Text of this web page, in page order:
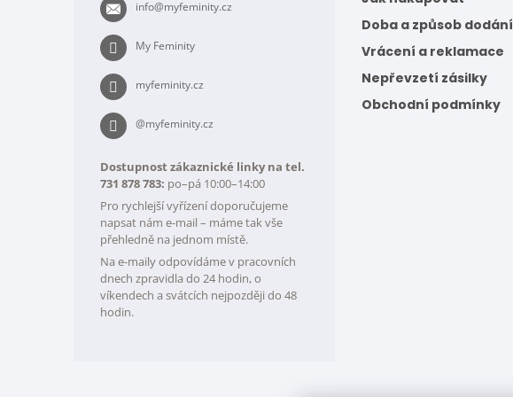
info@myfeminity.cz
My Feminity
myfeminity.cz
@myfeminity.cz
Dostupnost zákaznické linky na tel.
731 878 783: po–pá 10:00–14:00
Pro rychlejší vyřízení doporučujeme
napsat nám e-mail – máme tak vše
přehledně na jednom místě.
Na e-maily odpovídáme v pracovních
dnech zpravidla do 24 hodin, o
víkendech a svátcích nejpozději do 48
hodin.
Doba a způsob dodání
Vrácení a reklamace
Nepřevzetí zásilky
Obchodní podmínky